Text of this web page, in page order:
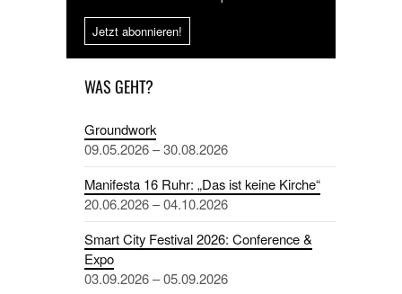
Jetzt abonnieren!
WAS GEHT?
Groundwork
09.05.2026 – 30.08.2026
Manifesta 16 Ruhr: „Das ist keine Kirche“
20.06.2026 – 04.10.2026
Smart City Festival 2026: Conference &
Expo
03.09.2026 – 05.09.2026